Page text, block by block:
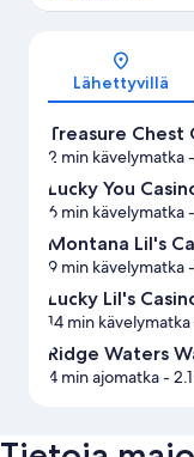
Lähettyvillä
Treasure Chest
2 min kävelymatka
Lucky You
6 min kävelymatka
Montana Lil's
9 min kävelymatka
Lucky Lil's
14 min kävelymatka
Ridge Waters
4 min ajomatka-